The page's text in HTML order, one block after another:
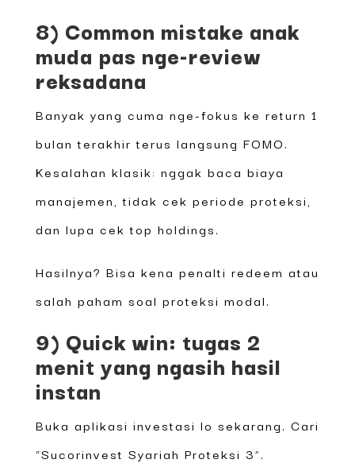
8) Common mistake anak
muda pas nge-review
reksadana
Banyak yang cuma nge-fokus ke return 1
bulan terakhir terus langsung FOMO.
Kesalahan klasik: nggak baca biaya
manajemen, tidak cek periode proteksi,
dan lupa cek top holdings.
Hasilnya? Bisa kena penalti redeem atau
salah paham soal proteksi modal.
9) Quick win: tugas 2
menit yang ngasih hasil
instan
Buka aplikasi investasi lo sekarang. Cari
“Sucorinvest Syariah Proteksi 3”.